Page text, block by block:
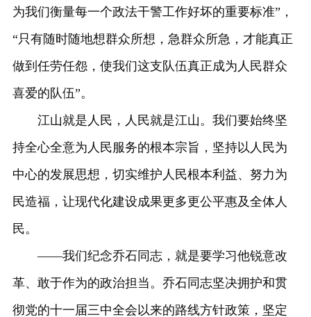
为我们衡量每一个政法干警工作好坏的重要标准”，
“只有随时随地想群众所想，急群众所急，才能真正
做到任劳任怨，使我们这支队伍真正成为人民群众
喜爱的队伍”。
江山就是人民，人民就是江山。我们要始终坚
持全心全意为人民服务的根本宗旨，坚持以人民为
中心的发展思想，切实维护人民根本利益、努力为
民造福，让现代化建设成果更多更公平惠及全体人
民。
——我们纪念乔石同志，就是要学习他锐意改
革、敢于作为的政治担当。乔石同志坚决拥护和贯
彻党的十一届三中全会以来的路线方针政策，坚定